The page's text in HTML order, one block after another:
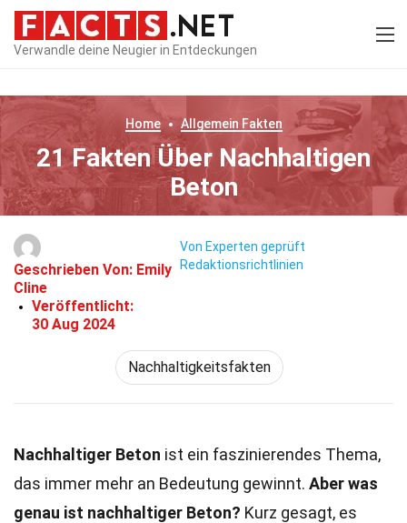
Verwandle deine Neugier in Entdeckungen
Home Allgemein Fakten
21 Fakten Über Nachhaltigen
Beton
Geschrieben Von: Emily
Cline
Veröffentlicht:
30 Aug 2024
Von Experten geprüft
Redaktionsrichtlinien
Nachhaltigkeitsfakten
Nachhaltiger Beton ist ein faszinierendes Thema,
das immer mehr an Bedeutung gewinnt. Aber was
genau ist nachhaltiger Beton? Kurz gesagt, es